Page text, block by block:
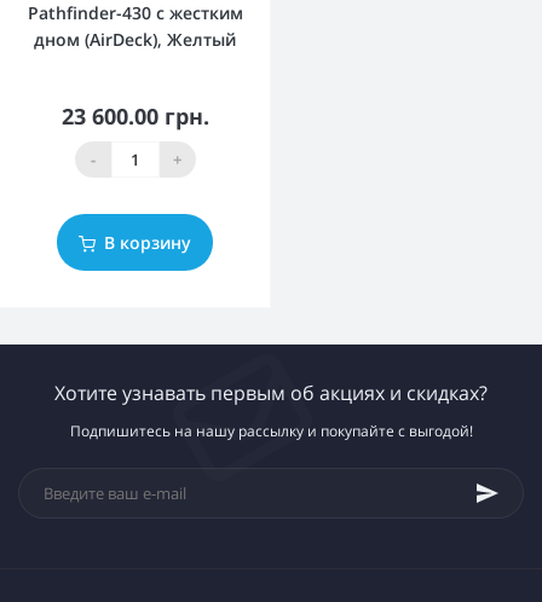
Pathfinder-430 с жестким
дном (AirDeck), Желтый
23 600.00 грн.
- +
В корзину
Хотите узнавать первым об акциях и скидках?
Подпишитесь на нашу рассылку и покупайте с выгодой!